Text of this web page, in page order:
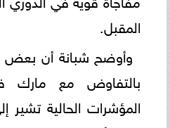
المقبل.
وأوضح شبانة أن بعض
بالتفاوض مع مارك
المؤشرات الحالية تشير